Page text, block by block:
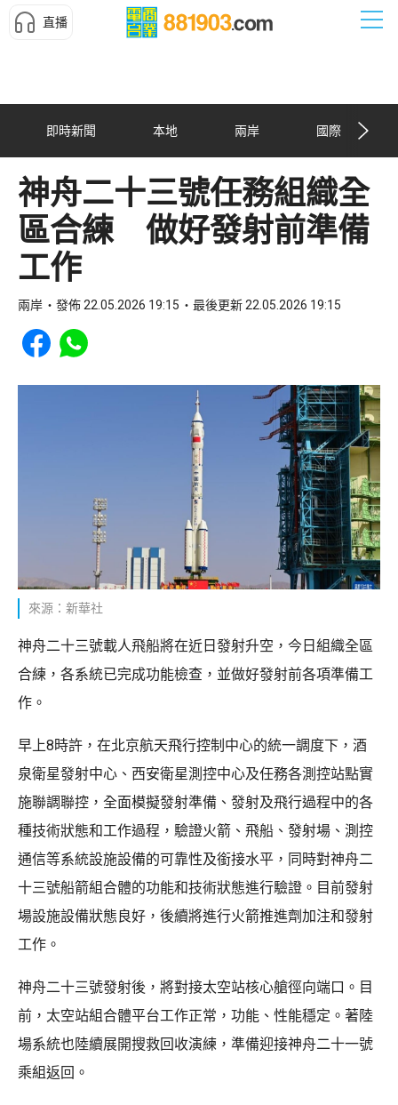
直播
即時新聞 本地 兩岸 國際
神舟二十三號任務組織全
區合練 做好發射前準備
工作
兩岸 發佈 22.05.2026 19:15 最後更新 22.05.2026 19:15
Share to Facebook
Share to WhatsApp
來源：新華社
神舟二十三號載人飛船將在近日發射升空，今日組織全區
合練，各系統已完成功能檢查，並做好發射前各項準備工
作。
早上8時許，在北京航天飛行控制中心的統一調度下，酒
泉衛星發射中心、西安衛星測控中心及任務各測控站點實
施聯調聯控，全面模擬發射準備、發射及飛行過程中的各
種技術狀態和工作過程，驗證火箭、飛船、發射場、測控
通信等系統設施設備的可靠性及銜接水平，同時對神舟二
十三號船箭組合體的功能和技術狀態進行驗證。目前發射
場設施設備狀態良好，後續將進行火箭推進劑加注和發射
工作。
神舟二十三號發射後，將對接太空站核心艙徑向端口。目
前，太空站組合體平台工作正常，功能、性能穩定。著陸
場系統也陸續展開搜救回收演練，準備迎接神舟二十一號
乘組返回。